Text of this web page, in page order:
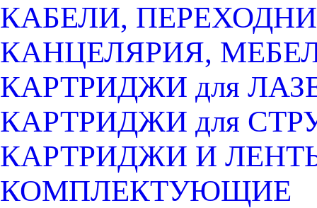
КАБЕЛИ,
КАНЦЕЛЯРИЯ,
КАРТРИДЖИ для
КАРТРИДЖИ для
КАРТРИДЖИ И
КОМПЛЕКТУЮЩИЕ